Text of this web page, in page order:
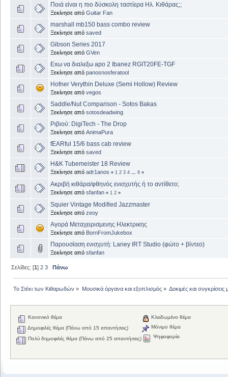
Ποιά είναι η πιο δύσκολη ταστίερα Ηλ. Κιθάρας;;
Ξεκίνησε από Guitar Fan
marshall mb150 bass combo review
Ξεκίνησε από saved
Gibson Series 2017
Ξεκίνησε από GVen
Exω να διαλεξω apo 2 Ibanez RGIT20FE-TGF
Ξεκίνησε από panosnosferatool
Hofner Verythin Deluxe (Semi Hollow) Review
Ξεκίνησε από vegos
Saddle/Nut Comparison - Sotos Bakas
Ξεκίνησε από sotosdeadwing
Ριβιού: DigiTech - The Drop
Ξεκίνησε από AnimaPura
fEARful 15/6 bass cab review
Ξεκίνησε από saved
H&K Tubemeister 18 Review
Ξεκίνησε από adr1anos « 1 2 3 4 6 »
Ακριβή κιθάρα/φθηνός ενισχυτής ή το αντίθετο;
Ξεκίνησε από sfanfan « 1 2 »
Squier Vintage Modified Jazzmaster
Ξεκίνησε από zeoy
Αγορά Μεταχειρισμενης Ηλεκτρικης
Ξεκίνησε από BornFromJukebox
Παρουσίαση ενισχυτή: Laney IRT Studio (φώτο + βίντεο)
Ξεκίνησε από sfanfan
Σελίδες: [1]2 3 Πάνω
Το Στέκι των Κιθαρωδών » Μουσικά όργανα και εξοπλισμός» Δοκιμές και
Κανονικό θέμα
Δημοφιλές θέμα (Πάνω από 15 απαντήσεις)
Πολύ δημοφιλές θέμα (Πάνω από 25 απαντήσεις)
Κλειδωμένο θέμα
Μόνιμο θέμα
Ψηφοφορία